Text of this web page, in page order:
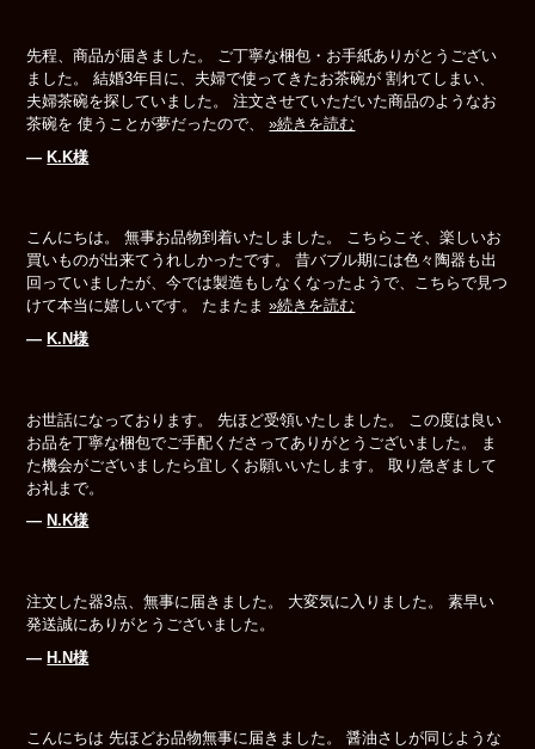
先程、商品が届きました。 ご丁寧な梱包・お手紙ありがとうござい
ました。 結婚3年目に、夫婦で使ってきたお茶碗が 割れてしまい、
夫婦茶碗を探していました。 注文させていただいた商品のようなお
茶碗を 使うことが夢だったので、»続きを読む
― K.K様
こんにちは。 無事お品物到着いたしました。 こちらこそ、楽しいお
買いものが出来てうれしかったです。 昔バブル期には色々陶器も出
回っていましたが、今では製造もしなくなったようで、こちらで見つ
けて本当に嬉しいです。 たまたま»続きを読む
― K.N様
お世話になっております。 先ほど受領いたしました。 この度は良い
お品を丁寧な梱包でご手配くださってありがとうございました。 ま
た機会がございましたら宜しくお願いいたします。 取り急ぎまして
お礼まで。
― N.K様
注文した器3点、無事に届きました。 大変気に入りました。 素早い
発送誠にありがとうございました。
― H.N様
こんにちは 先ほどお品物無事に届きました。 醤油さしが同じような